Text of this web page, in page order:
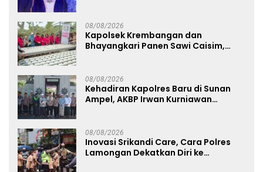
08/08/2026
Kapolsek Krembangan dan
Bhayangkari Panen Sawi Caisim,
08/08/2026
Kehadiran Kapolres Baru di Sunan
Ampel, AKBP Irwan Kurniawan
08/08/2026
Inovasi Srikandi Care, Cara Polres
Lamongan Dekatkan Diri ke